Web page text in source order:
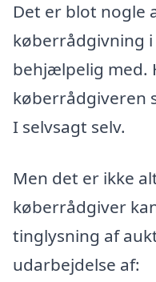
Det er blot nogle
køberrådgivning
behjælpelig med.
køberrådgiveren
I selvsagt selv.
Men det er ikke
køberrådgiver
tinglysning af
udarbejdelse af: